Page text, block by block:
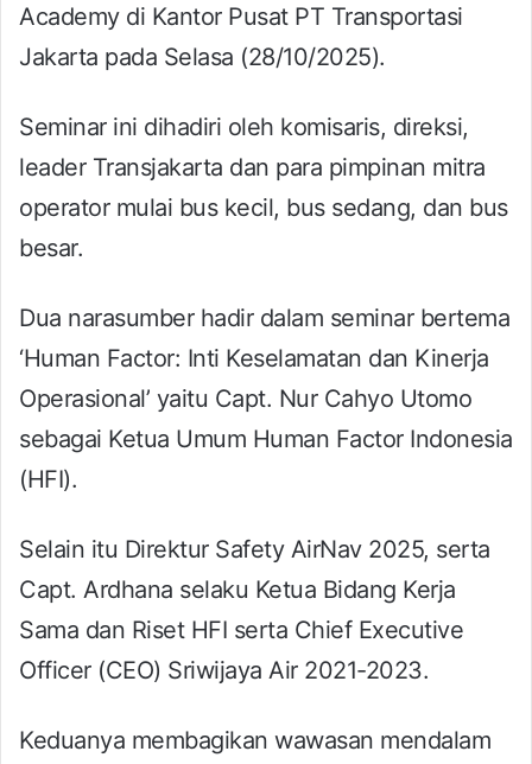
Academy di Kantor Pusat PT Transportasi
Jakarta pada Selasa (28/10/2025).
Seminar ini dihadiri oleh komisaris, direksi,
leader Transjakarta dan para pimpinan mitra
operator mulai bus kecil, bus sedang, dan bus
besar.
Dua narasumber hadir dalam seminar bertema
‘Human Factor: Inti Keselamatan dan Kinerja
Operasional’ yaitu Capt. Nur Cahyo Utomo
sebagai Ketua Umum Human Factor Indonesia
(HFI).
Selain itu Direktur Safety AirNav 2025, serta
Capt. Ardhana selaku Ketua Bidang Kerja
Sama dan Riset HFI serta Chief Executive
Officer (CEO) Sriwijaya Air 2021-2023.
Keduanya membagikan wawasan mendalam